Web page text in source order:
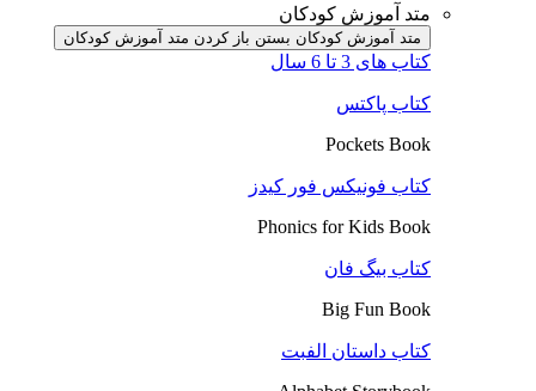
متد آموزش کودکان
متد آموزش کودکان بستن باز کردن متد آموزش کودکان
کتاب های 3 تا 6 سال
کتاب پاکتس
Pockets Book
کتاب فونیکس فور کیدز
Phonics for Kids Book
کتاب بیگ فان
Big Fun Book
کتاب داستان الفبت